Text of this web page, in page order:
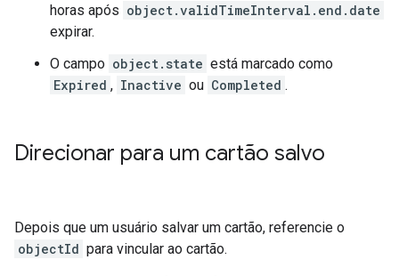
horas após object.validTimeInterval.end.date
expirar.
O campo object.state está marcado como
Expired , Inactive ou Completed .
Direcionar para um cartão salvo
Depois que um usuário salvar um cartão, referencie o
objectId para vincular ao cartão.